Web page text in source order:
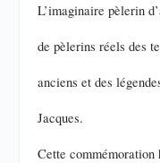
L’imaginaire pèlerin
de pèlerins réels des
anciens et des
Jacques.
Cette commémoration